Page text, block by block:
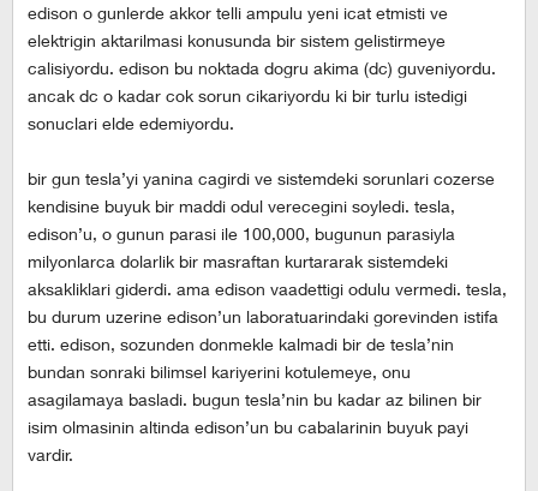
edison o gunlerde akkor telli ampulu yeni icat etmisti ve
elektrigin aktarilmasi konusunda bir sistem gelistirmeye
calisiyordu. edison bu noktada dogru akima (dc) guveniyordu.
ancak dc o kadar cok sorun cikariyordu ki bir turlu istedigi
sonuclari elde edemiyordu.
bir gun tesla’yi yanina cagirdi ve sistemdeki sorunlari cozerse
kendisine buyuk bir maddi odul verecegini soyledi. tesla,
edison’u, o gunun parasi ile 100,000, bugunun parasiyla
milyonlarca dolarlik bir masraftan kurtararak sistemdeki
aksakliklari giderdi. ama edison vaadettigi odulu vermedi. tesla,
bu durum uzerine edison’un laboratuarindaki gorevinden istifa
etti. edison, sozunden donmekle kalmadi bir de tesla’nin
bundan sonraki bilimsel kariyerini kotulemeye, onu
asagilamaya basladi. bugun tesla’nin bu kadar az bilinen bir
isim olmasinin altinda edison’un bu cabalarinin buyuk payi
vardir.